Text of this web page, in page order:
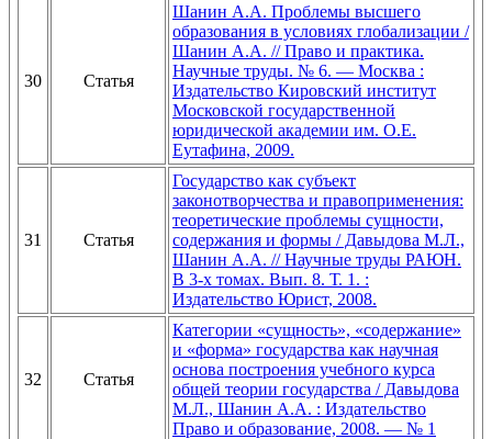
30 Статья
Шанин А.А. Проблемы высшего
образования в условиях глобализации /
Шанин А.А. // Право и практика.
Научные труды. № 6. — Москва :
Издательство Кировский институт
Московской государственной
юридической академии им. О.Е.
Еутафина, 2009.
31 Статья
Государство как субъект
законотворчества и правоприменения:
теоретические проблемы сущности,
содержания и формы / Давыдова М.Л.,
Шанин А.А. // Научные труды РАЮН.
В 3-х томах. Вып. 8. Т. 1. :
Издательство Юрист, 2008.
32 Статья
Категории «сущность», «содержание»
и «форма» государства как научная
основа построения учебного курса
общей теории государства / Давыдова
М.Л., Шанин А.А. : Издательство
Право и образование, 2008. — № 1